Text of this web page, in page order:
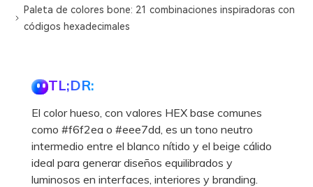
Paleta de colores bone: 21 combinaciones inspiradoras con
códigos hexadecimales
TL;DR:
El color hueso, con valores HEX base comunes
como #f6f2ea o #eee7dd, es un tono neutro
intermedio entre el blanco nítido y el beige cálido
ideal para generar diseños equilibrados y
luminosos en interfaces, interiores y branding.